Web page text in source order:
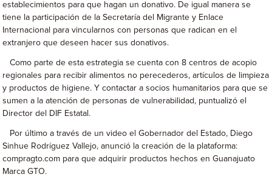
establecimientos para que hagan un donativo. De igual manera se
tiene la participación de la Secretaría del Migrante y Enlace
Internacional para vincularnos con personas que radican en el
extranjero que deseen hacer sus donativos.
Como parte de esta estrategia se cuenta con 8 centros de acopio
regionales para recibir alimentos no perecederos, artículos de limpieza
y productos de higiene. Y contactar a socios humanitarios para que se
sumen a la atención de personas de vulnerabilidad, puntualizó el
Director del DIF Estatal.
Por último a través de un video el Gobernador del Estado, Diego
Sinhue Rodríguez Vallejo, anunció la creación de la plataforma:
compragto.com para que adquirir productos hechos en Guanajuato
Marca GTO.